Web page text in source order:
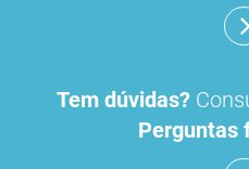
Tem dúvidas?
Perguntas